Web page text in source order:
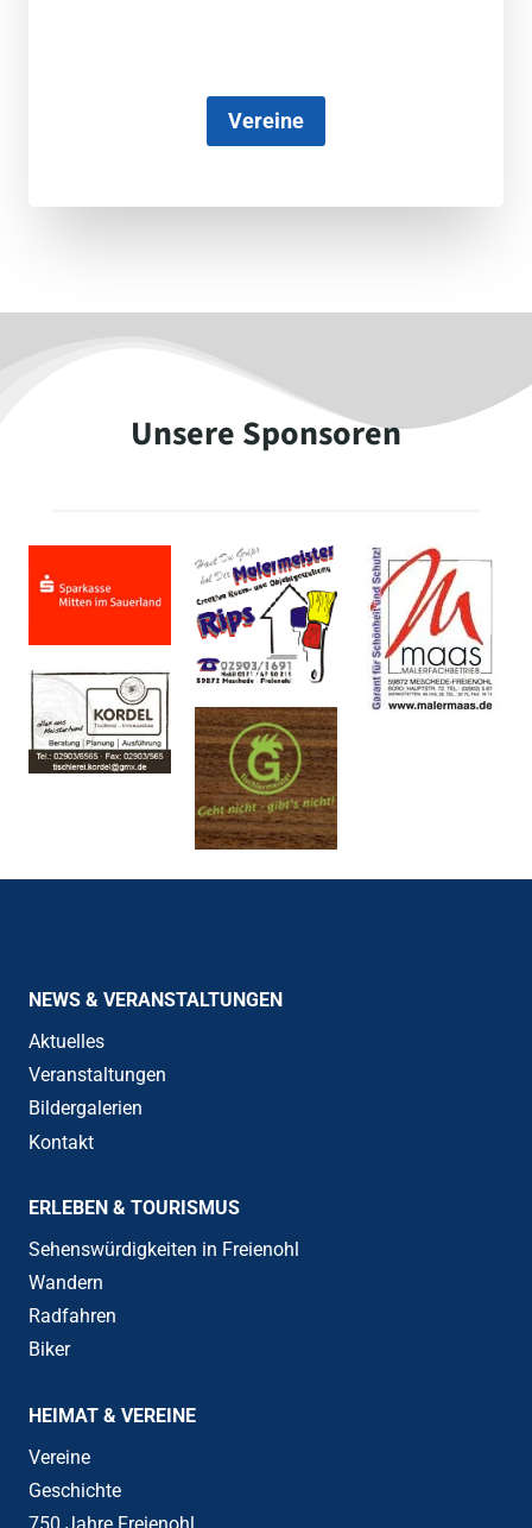
Vereine
Unsere Sponsoren
NEWS & VERANSTALTUNGEN
Aktuelles
Veranstaltungen
Bildergalerien
Kontakt
ERLEBEN & TOURISMUS
Sehenswürdigkeiten in Freienohl
Wandern
Radfahren
Biker
HEIMAT & VEREINE
Vereine
Geschichte